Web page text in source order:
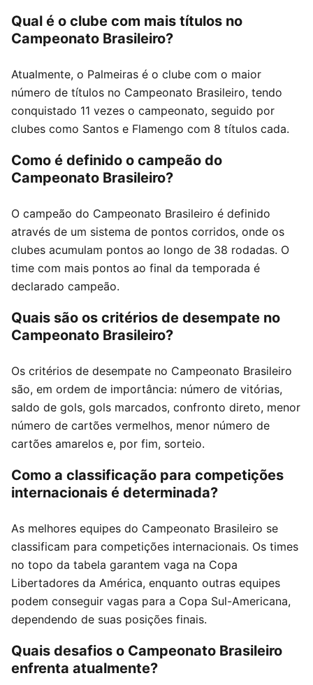
Qual é o clube com mais títulos no
Campeonato Brasileiro?
Atualmente, o Palmeiras é o clube com o maior
número de títulos no Campeonato Brasileiro, tendo
conquistado 11 vezes o campeonato, seguido por
clubes como Santos e Flamengo com 8 títulos cada.
Como é definido o campeão do
Campeonato Brasileiro?
O campeão do Campeonato Brasileiro é definido
através de um sistema de pontos corridos, onde os
clubes acumulam pontos ao longo de 38 rodadas. O
time com mais pontos ao final da temporada é
declarado campeão.
Quais são os critérios de desempate no
Campeonato Brasileiro?
Os critérios de desempate no Campeonato Brasileiro
são, em ordem de importância: número de vitórias,
saldo de gols, gols marcados, confronto direto, menor
número de cartões vermelhos, menor número de
cartões amarelos e, por fim, sorteio.
Como a classificação para competições
internacionais é determinada?
As melhores equipes do Campeonato Brasileiro se
classificam para competições internacionais. Os times
no topo da tabela garantem vaga na Copa
Libertadores da América, enquanto outras equipes
podem conseguir vagas para a Copa Sul-Americana,
dependendo de suas posições finais.
Quais desafios o Campeonato Brasileiro
enfrenta atualmente?